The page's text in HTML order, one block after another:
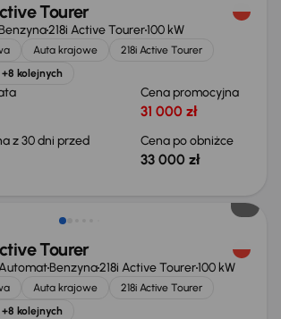
Tourer
Benzyna218i Active Tourer100 kW
Auta krajowe
218i Active Tourer
+8 kolejnych
Cena promocyjna
31 000 zł
z 30 dni przed
Cena po obniżce
33 000 zł
Tourer
Benzyna218i Active Tourer100 kW
Auta krajowe
218i Active Tourer
+8 kolejnych